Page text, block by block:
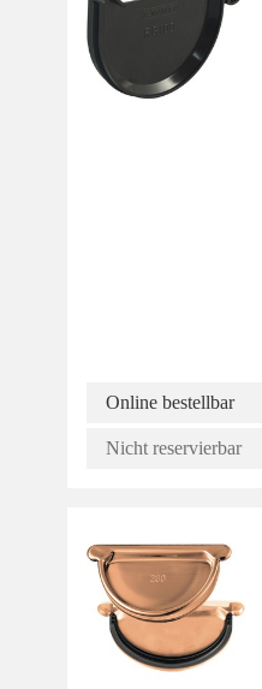
Online bestellbar
Nicht reservierbar